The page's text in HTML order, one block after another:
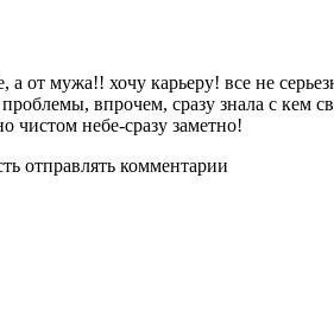
от мужа!! хочу карьеру! все не
впрочем, сразу знала с кем
чистом небе-сразу заметно!
отправлять комментарии